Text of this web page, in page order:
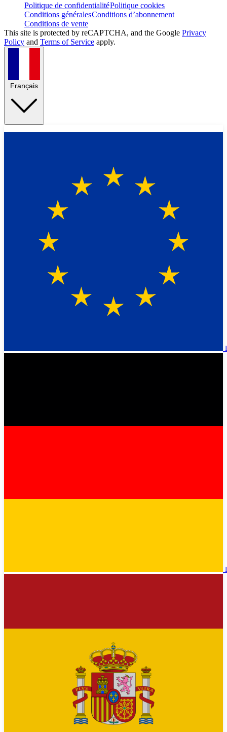
Politique de confidentialitéPolitique cookies
Conditions généralesConditions d’abonnement
Conditions de vente
This site is protected by reCAPTCHA, and the Google Privacy
Policy and Terms of Service apply.
Français